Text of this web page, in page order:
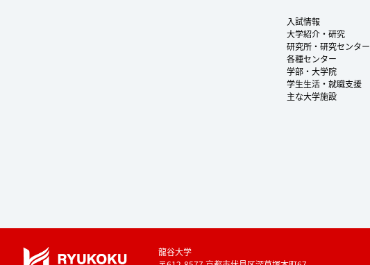
入試情報
大学紹介・研究
研究所・研究センター
各種センター
学部・大学院
学生生活・就職支援
主な大学施設
龍谷大学